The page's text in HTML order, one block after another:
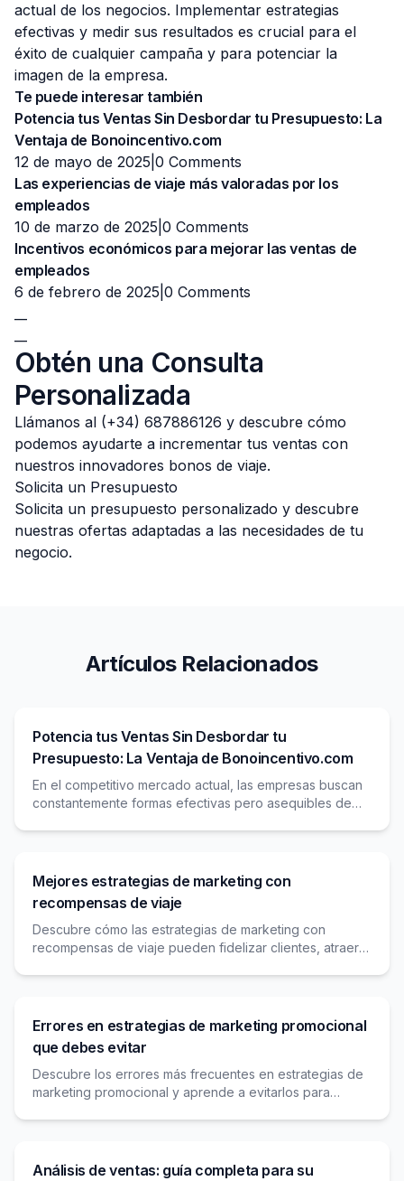
actual de los negocios. Implementar estrategias
efectivas y medir sus resultados es crucial para el
éxito de cualquier campaña y para potenciar la
imagen de la empresa.
Te puede interesar también
Potencia tus Ventas Sin Desbordar tu Presupuesto: La
Ventaja de Bonoincentivo.com
12 de mayo de 2025| 0 Comments
Las experiencias de viaje más valoradas por los
empleados
10 de marzo de 2025| 0 Comments
Incentivos económicos para mejorar las ventas de
empleados
6 de febrero de 2025| 0 Comments
Obtén una Consulta
Personalizada
Llámanos al (+34) 687886126 y descubre cómo
podemos ayudarte a incrementar tus ventas con
nuestros innovadores bonos de viaje.
Solicita un Presupuesto
Solicita un presupuesto personalizado y descubre
nuestras ofertas adaptadas a las necesidades de tu
negocio.
Artículos Relacionados
Potencia tus Ventas Sin Desbordar tu
Presupuesto: La Ventaja de Bonoincentivo.com
En el competitivo mercado actual, las empresas buscan
constantemente formas efectivas pero asequibles de
Mejores estrategias de marketing con
recompensas de viaje
Descubre cómo las estrategias de marketing con
recompensas de viaje pueden fidelizar clientes, atraer
Errores en estrategias de marketing promocional
que debes evitar
Descubre los errores más frecuentes en estrategias de
marketing promocional y aprende a evitarlos para
Análisis de ventas: guía completa para su